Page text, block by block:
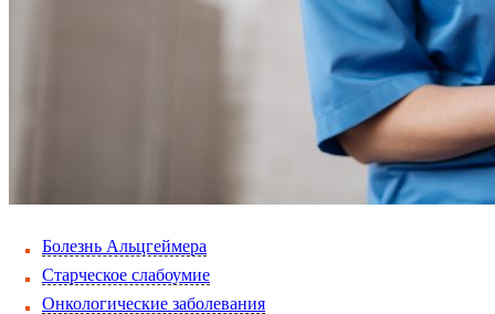
Болезнь Альцгеймера
Старческое слабоумие
Онкологические заболевания